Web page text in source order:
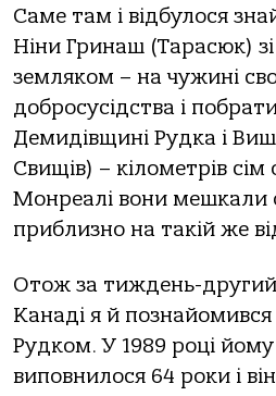
Саме там і відбулося
Ніни Гринаш (Тарасюк)
земляком – на чужині
добросусідства і
Демидівщині Рудка і
Свищів) – кілометрів
Монреалі вони мешкали
приблизно на такій же
Отож за тиждень-
Канаді я й
Рудком. У 1989 році
виповнилося 64 роки і